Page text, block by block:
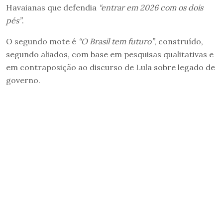
Havaianas que defendia “entrar em 2026 com os dois
pés”.
O segundo mote é “O Brasil tem futuro”, construído,
segundo aliados, com base em pesquisas qualitativas e
em contraposição ao discurso de Lula sobre legado de
governo.